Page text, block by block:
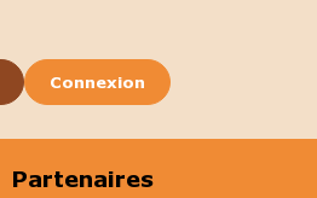
Connexion
Partenaires